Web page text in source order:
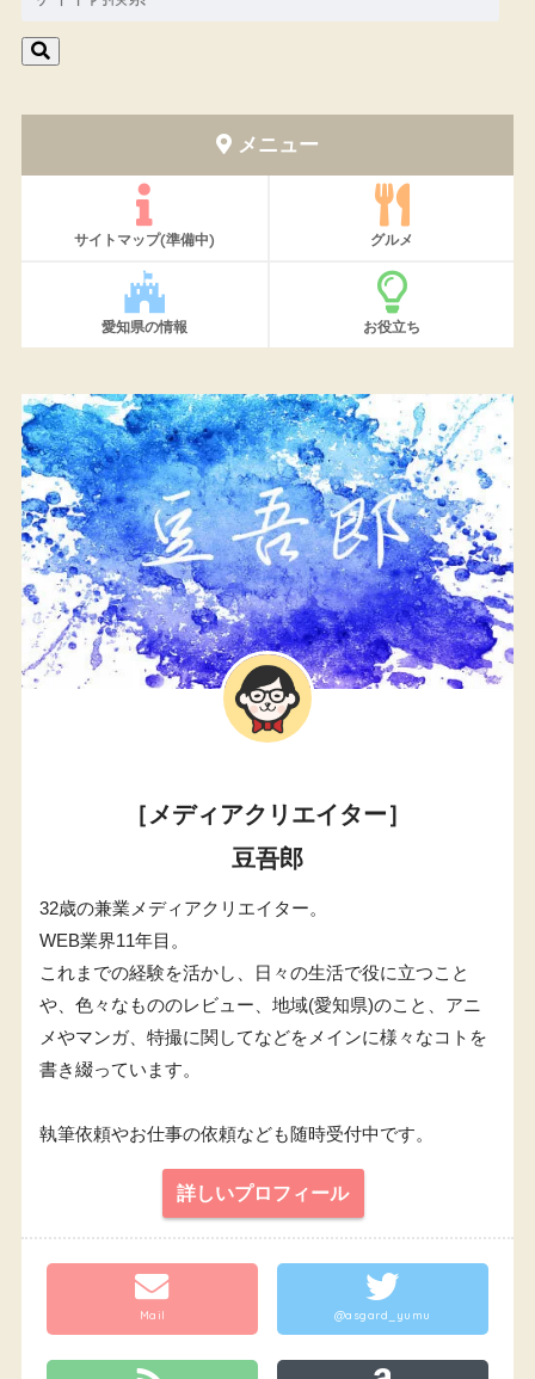
メニュー
サイトマップ(準備中) グルメ
愛知県の情報 お役立ち
［メディアクリエイター］
豆吾郎
32歳の兼業メディアクリエイター。
WEB業界11年目。
これまでの経験を活かし、日々の生活で役に立つこと
や、色々なもののレビュー、地域(愛知県)のこと、アニ
メやマンガ、特撮に関してなどをメインに様々なコトを
書き綴っています。
執筆依頼やお仕事の依頼なども随時受付中です。
詳しいプロフィール
Mail @asgard_yumu